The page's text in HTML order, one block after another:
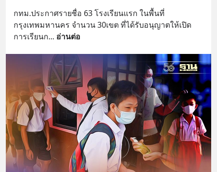
กทม.ประกาศรายชื่อ 63 โรงเรียนแรก ในพื้นที่
กรุงเทพมหานคร จำนวน 30เขต ที่ได้รับอนุญาตให้เปิด
การเรียนก... อ่านต่อ